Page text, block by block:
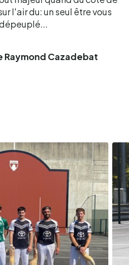
l'air du: un seul être vous
Raymond Cazadebat